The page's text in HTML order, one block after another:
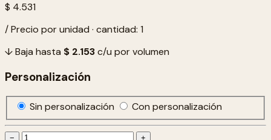
$ 4.531
/ Precio por unidad · cantidad: 1
↓ Baja hasta $ 2.153c/u por volumen
Personalización
Sin personalización Con personalización
−
+